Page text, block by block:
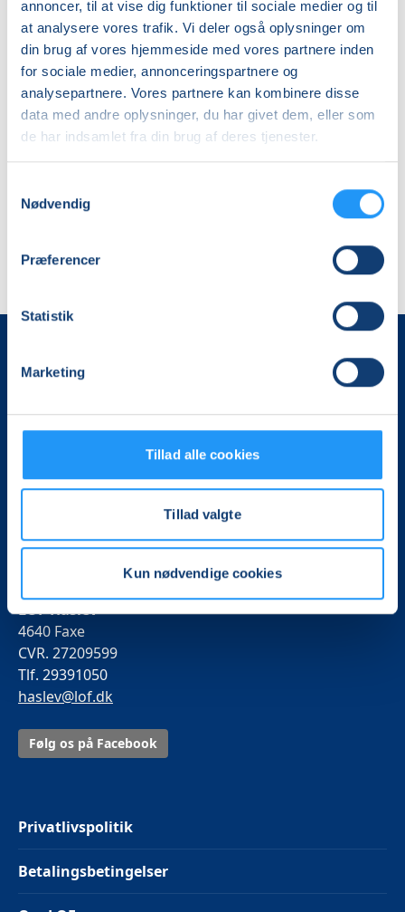
annoncer, til at vise dig funktioner til sociale medier og til
at analysere vores trafik. Vi deler også oplysninger om
din brug af vores hjemmeside med vores partnere inden
for sociale medier, annonceringspartnere og
analysepartnere. Vores partnere kan kombinere disse
data med andre oplysninger, du har givet dem, eller som
de har indsamlet fra din brug af deres tjenester.
Nødvendig
Præferencer
Statistik
Marketing
Tillad alle cookies
Tillad valgte
Kun nødvendige cookies
Restorativ
Yoga
-
hensyntagende
Ledige pladser
tors. 03.09.2026, 14.30
Haslev
Cristina Tofft
Hatha
og
yin
Yoga
-
for
alle
Ledige pladser
tors. 03.09.2026, 16.15
Haslev
Cristina Tofft
Det, der er vigtigt for samfundet, er vigtigt for os
Vi skaber rammerne for meningsfulde møder mellem
mere end 100.000 deltagere i hele landet med kurser,
foredrag og oplevelser.
LOF Haslev
4640 Faxe
CVR. 27209599
Tlf. 29391050
haslev@lof.dk
Følg os på Facebook
Privatlivspolitik
Betalingsbetingelser